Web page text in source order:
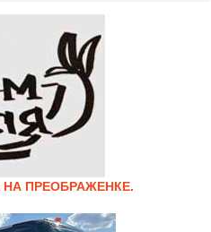
ПРЕОБРАЖЕНКЕ.